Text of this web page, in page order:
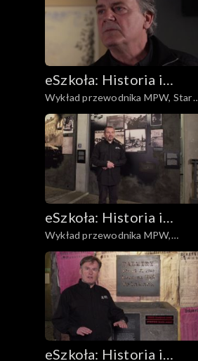
eSzkoła: Historia i
Literatura
Wykład przewodnika MPW, Stare
Miasto
eSzkoła: Historia i
Literatura
Wykład przewodnika MPW,
Czerniaków
eSzkoła: Historia i